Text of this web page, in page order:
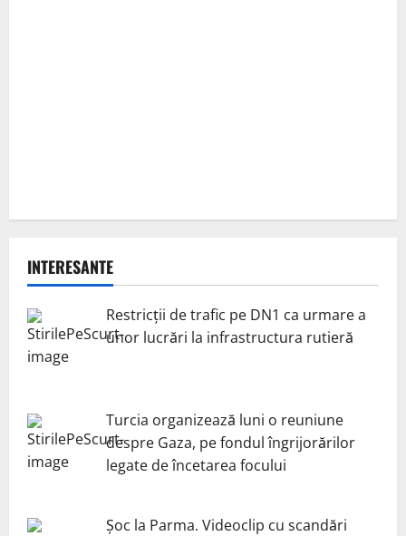
INTERESANTE
Restricții de trafic pe DN1 ca urmare a
unor lucrări la infrastructura rutieră
Turcia organizează luni o reuniune
despre Gaza, pe fondul îngrijorărilor
legate de încetarea focului
Șoc la Parma. Videoclip cu scandări